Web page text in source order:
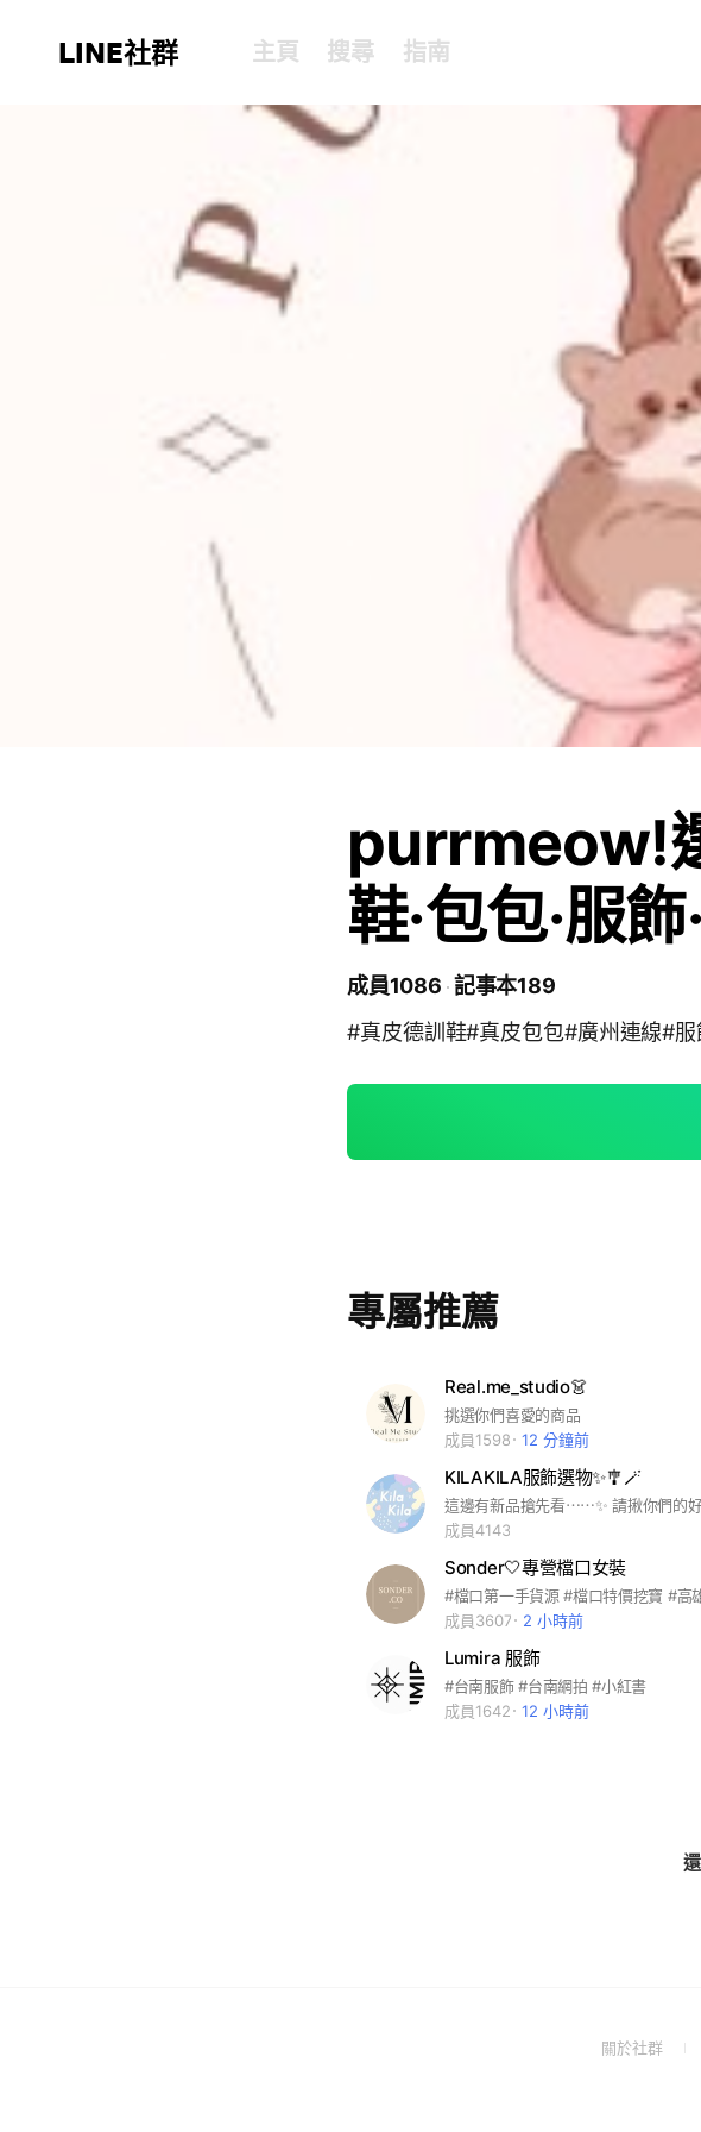
LINE社群 主頁 搜尋 指南
purrmeow!
鞋·包包·服飾
成員1086 記事本189
#真皮德訓鞋#真皮包包#廣州連線#服
專屬推薦
Real.me_studio👗
挑選你們喜愛的商品
成員1598
12 分鐘前
KILAKILA服飾選物✨🎐🪄
成員4143
Sonder🤍專營檔口女裝
#檔口第一手貨源 #檔口特價挖寶 #高
成員3607
2 小時前
Lumira 服飾
#台南服飾 #台南網拍 #小紅書
成員1642
12 小時前
關於社群